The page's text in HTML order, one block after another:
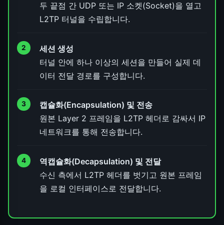
두 끝점 간 UDP 또는 IP 소켓(Socket)을 열고
L2TP 터널을 수립합니다.
세션 생성
터널 안에 하나 이상의 세션을 만들어 실제 데
이터 전달 경로를 구성합니다.
캡슐화(Encapsulation) 및 전송
원본 Layer 2 프레임을 L2TP 헤더로 감싸서 IP
네트워크를 통해 전송합니다.
역캡슐화(Decapsulation) 및 전달
수신 측에서 L2TP 헤더를 벗기고 원본 프레임
을 로컬 인터페이스로 전달합니다.